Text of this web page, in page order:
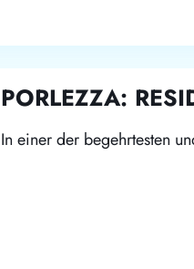
PORLEZZA:
In einer der begehrtesten